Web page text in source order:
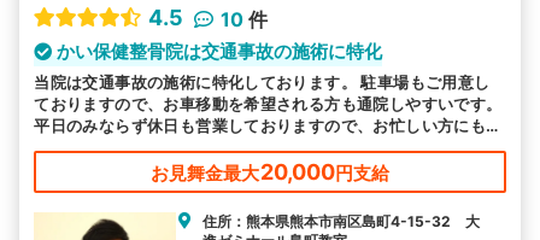
4.5
10 件
かい保健整骨院は交通事故の施術に特化
当院は交通事故の施術に特化しております。 駐車場もご用意し
ておりますので、お車移動を希望される方も通院しやすいです。
平日のみならず休日も営業しておりますので、お忙しい方にも通
いやすい環境を整えております。皆様のお越しをお待ちしており
お見舞金最大20,000円支給
住所：熊本県熊本市南区島町4-15-32 大